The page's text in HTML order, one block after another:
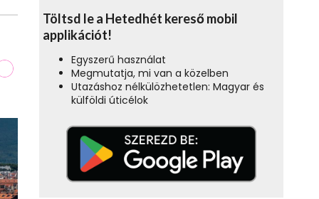
Töltsd le a Hetedhét kereső mobil
applikációt!
Egyszerű használat
Megmutatja, mi van a közelben
Utazáshoz nélkülözhetetlen: Magyar és
külföldi úticélok